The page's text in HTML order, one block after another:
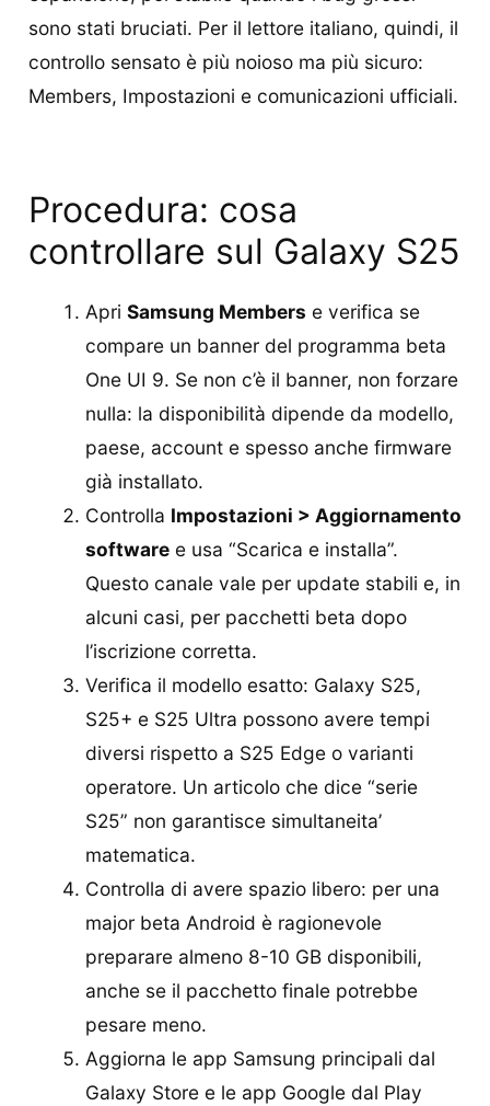
sono stati bruciati. Per il lettore italiano, quindi, il
controllo sensato è più noioso ma più sicuro:
Members, Impostazioni e comunicazioni ufficiali.
Procedura: cosa
controllare sul Galaxy S25
Apri Samsung Members e verifica se
compare un banner del programma beta
One UI 9. Se non c’è il banner, non forzare
nulla: la disponibilità dipende da modello,
paese, account e spesso anche firmware
già installato.
Controlla Impostazioni > Aggiornamento
softwaree usa “Scarica e installa”.
Questo canale vale per update stabili e, in
alcuni casi, per pacchetti beta dopo
l’iscrizione corretta.
Verifica il modello esatto: Galaxy S25,
S25+ e S25 Ultra possono avere tempi
diversi rispetto a S25 Edge o varianti
operatore. Un articolo che dice “serie
S25” non garantisce simultaneita’
matematica.
Controlla di avere spazio libero: per una
major beta Android è ragionevole
preparare almeno 8-10 GB disponibili,
anche se il pacchetto finale potrebbe
pesare meno.
Aggiorna le app Samsung principali dal
Galaxy Store e le app Google dal Play